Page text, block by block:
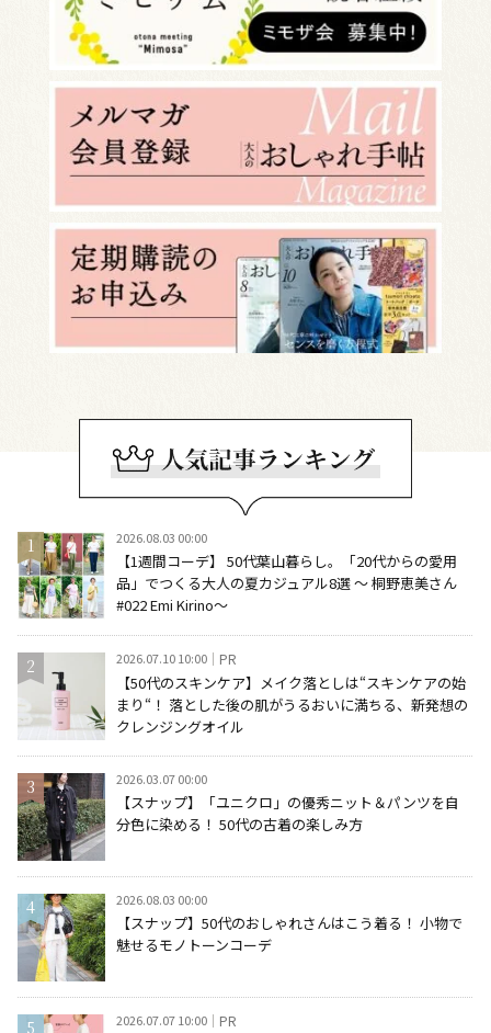
2026.08.03 00:00
【1週間コーデ】 50代葉山暮らし。「20代からの愛用
品」でつくる大人の夏カジュアル8選 ～ 桐野恵美さん
#022 Emi Kirino～
2026.07.10 10:00 PR
【50代のスキンケア】メイク落としは“スキンケアの始
まり“！ 落とした後の肌がうるおいに満ちる、新発想の
クレンジングオイル
2026.03.07 00:00
【スナップ】「ユニクロ」の優秀ニット＆パンツを自
分色に染める！ 50代の古着の楽しみ方
2026.08.03 00:00
【スナップ】50代のおしゃれさんはこう着る！ 小物で
魅せるモノトーンコーデ
2026.07.07 10:00 PR